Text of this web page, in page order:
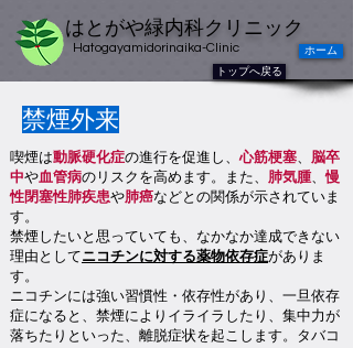
はとがや緑内科クリニック
Hatogayamidorinaika-Clinic
トップへ戻る
ホーム
禁煙外来
喫煙は動脈硬化症の進行を促進し、心筋梗塞、 脳卒
中や血管病のリスクを高めます。また、 肺気腫、慢
性閉塞性肺疾患や肺癌などとの関係が示されていま
す。
禁煙したいと思っていても、なかなか達成できない
理由としてニコチンに対する薬物依存症がありま
す。
ニコチンには強い習慣性・依存性があり、一旦依存
症になると、禁煙によりイライラしたり、集中力が
落ちたりといった、離脱症状を起こします。タバコ